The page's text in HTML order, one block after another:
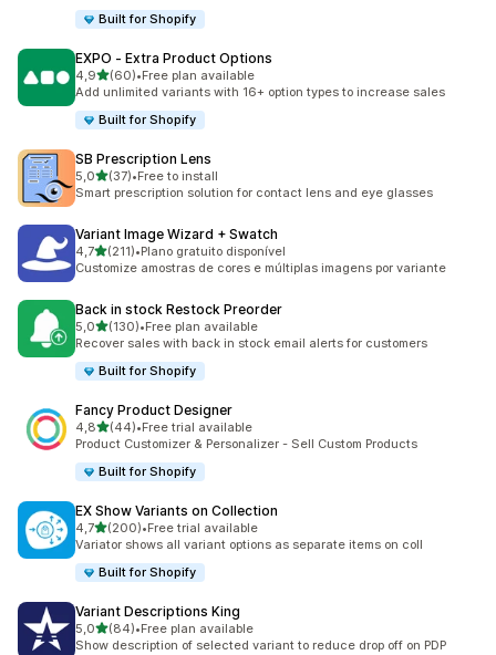
Built for Shopify
EXPO ‑ Extra Product Options
4,9de 5 estrelas
(60)
60 total de avaliações
•Free plan available
Add unlimited variants with 16+ option types to increase sales
Built for Shopify
SB Prescription Lens
5,0de 5 estrelas
(37)
37 total de avaliações
•Free to install
Smart prescription solution for contact lens and eye glasses
Variant Image Wizard + Swatch
4,7de 5 estrelas
(211)
211 total de avaliações
•Plano gratuito disponível
Customize amostras de cores e múltiplas imagens por variante
Back in stock Restock Preorder
5,0de 5 estrelas
(130)
130 total de avaliações
•Free plan available
Recover sales with back in stock email alerts for customers
Built for Shopify
Fancy Product Designer
4,8de 5 estrelas
(44)
44 total de avaliações
•Free trial available
Product Customizer & Personalizer - Sell Custom Products
Built for Shopify
EX Show Variants on Collection
4,7de 5 estrelas
(200)
200 total de avaliações
•Free trial available
Variator shows all variant options as separate items on coll
Built for Shopify
Variant Descriptions King
5,0de 5 estrelas
(84)
84 total de avaliações
•Free plan available
Show description of selected variant to reduce drop off on PDP